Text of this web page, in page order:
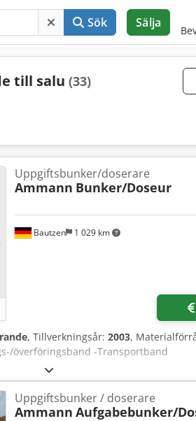
Sök Sälja
till salu (33)
Bautzen 1 029 km
Uppgiftsbunker/doserare
Ammann Bunker/Doseur
, Tillverkningsår: 2003,
överföringsband -Transportband
Uppgiftsbunker / doserare
Ammann Aufgabebunker/